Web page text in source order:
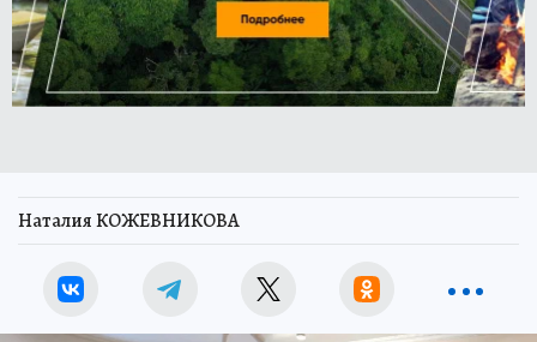
Наталия КОЖЕВНИКОВА